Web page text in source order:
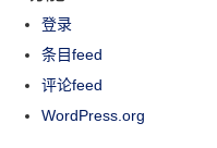
登录
条目feed
评论feed
WordPress.org